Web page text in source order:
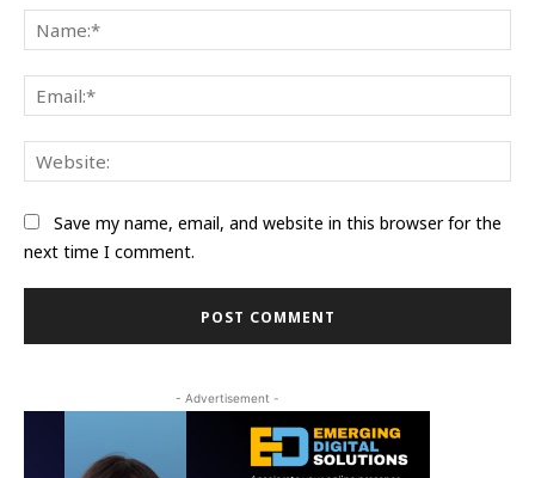
Save my name, email, and website in this browser for the
next time I comment.
- Advertisement -